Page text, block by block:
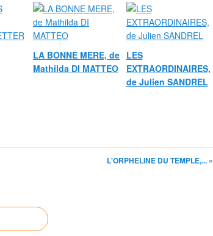
LA BONNE MERE, de
Mathilda DI MATTEO
LES
EXTRAORDINAIRES,
de Julien SANDREL
L'ORPHELINE DU TEMPLE,... »